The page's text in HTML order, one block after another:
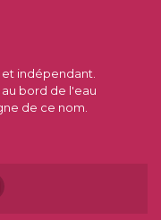
indépendant.
bord de l'eau
de ce nom.